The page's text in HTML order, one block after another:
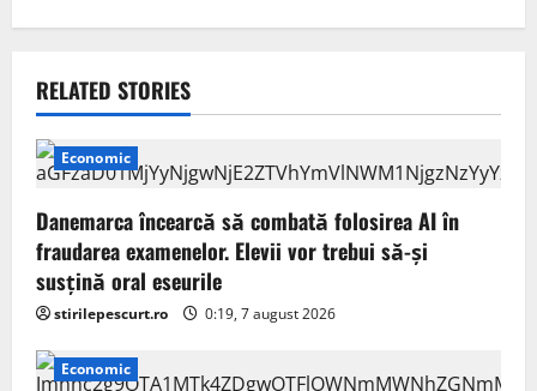
v
i
g
a
t
i
RELATED STORIES
Economic
Danemarca încearcă să combată folosirea AI în
fraudarea examenelor. Elevii vor trebui să-şi
susţină oral eseurile
stirilepescurt.ro 0:19, 7 august 2026
Economic